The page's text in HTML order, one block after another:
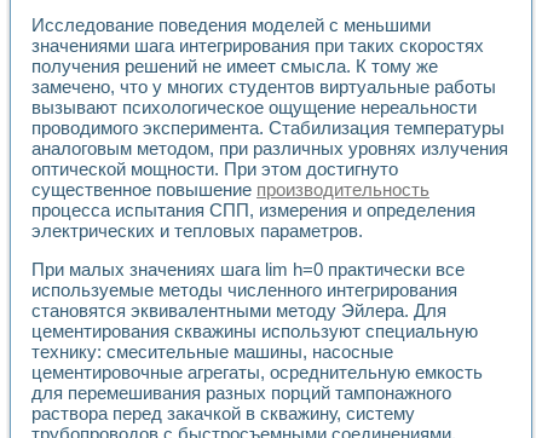
Лабораторный практикум по основам теории Коммутации
Разработка виртуальной лабораторной работы
Виртуальные практикумы по электротехнике в среде
Из опыта внедрения в рамках национального проекта
Исследование эффективности решателей
Опыт разработки LabVIEW лабораторных практикумов
Проблемы повышения качества образования и
Развитие LabVIEW лабораторного практикума по
Разработка виртуальной лаборатории по электротехнике
Усовершенствованные алгоритмы частотного анализа
Об опыте работы учебного центра «Технологии
Технологии NI в магистерской программе «Прикладная
Система диагностики двигателей постоянного тока
Автоматизированный стенд формирования
Лабораторный практикум по курсу ИИС на базе
Партнеры
Академические и отраслевые институты
Учебные заведения
Исследование поведения моделей с меньшими
значениями шага интегрирования при таких скоростях
получения решений не имеет смысла. К тому же
замечено, что у многих студентов виртуальные работы
вызывают психологическое ощущение нереальности
проводимого эксперимента. Стабилизация температуры
аналоговым методом, при различных уровнях излучения
оптической мощности. При этом достигнуто
существенное повышение производительность
процесса испытания СПП, измерения и определения
электрических и тепловых параметров.
При малых значениях шага lim h=0 практически все
используемые методы численного интегрирования
становятся эквивалентными методу Эйлера. Для
цементирования скважины используют специальную
технику: смесительные машины, насосные
цементировочные агрегаты, осреднительную емкость
для перемешивания разных порций тампонажного
раствора перед закачкой в скважину, систему